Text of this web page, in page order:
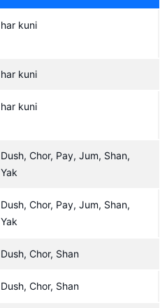
har kuni
har kuni
har kuni
Dush, Chor, Pay, Jum, Shan,
Yak
Dush, Chor, Pay, Jum, Shan,
Yak
Dush, Chor, Shan
Dush, Chor, Shan